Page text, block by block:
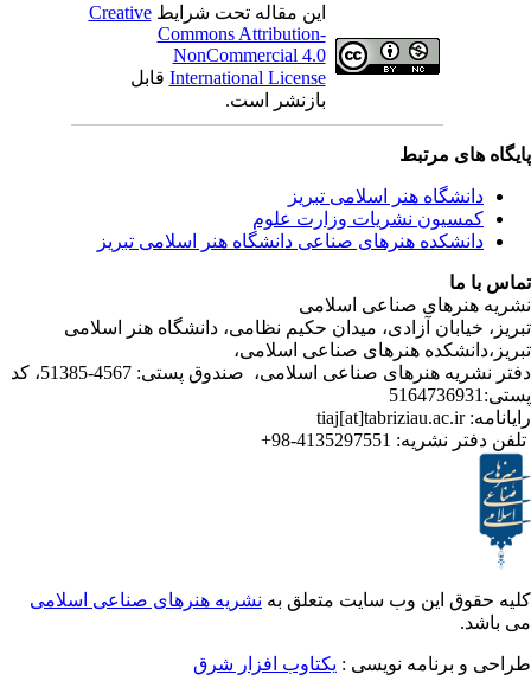
این مقاله تحت شرایطCreative
Commons Attribution-
NonCommercial 4.0
International Licenseقابل
بازنشر است.
مرتبط
هنر اسلامی تبریز
نشریات وزارت علوم
هنرهای صناعی دانشگاه هنر اسلامی تبریز
صناعی اسلامی
آزادی، میدان حکیم نظامی، دانشگاه هنر اسلامی
هنرهای صناعی اسلامی،
دفتر نشریه هنرهای صناعی اسلامی، صندوق پستی: 4567-51385، کد
نشریه:4135297551-98+
این وب سایت متعلق بهنشریه هنرهای صناعی اسلامی
نویسی : یکتاوب افزار شرق